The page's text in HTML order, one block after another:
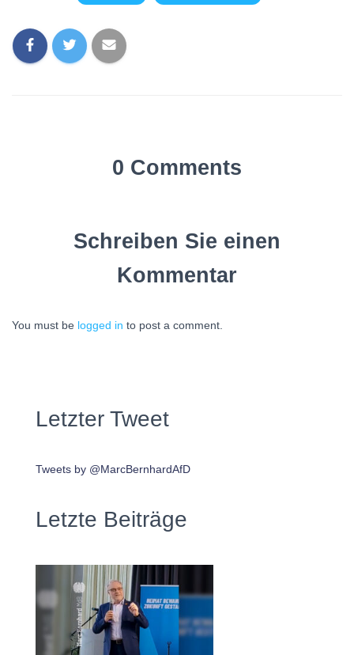
0 Comments
Schreiben Sie einen
Kommentar
You must be logged in to post a comment.
Letzter Tweet
Tweets by @MarcBernhardAfD
Letzte Beiträge